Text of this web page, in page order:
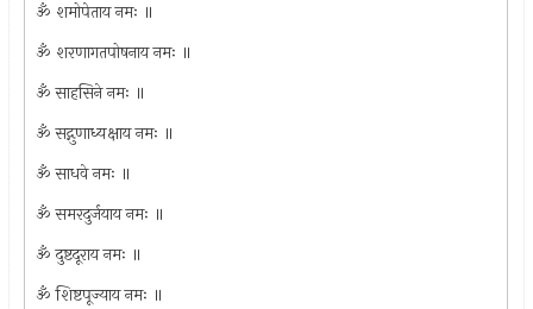
ॐ शमोपेताय नमः ॥
ॐ शरणागतपोषनाय नमः ॥
ॐ साहसिने नमः ॥
ॐ सद्गुणाध्यक्षाय नमः ॥
ॐ साधवे नमः ॥
ॐ समरदुर्जयाय नमः ॥
ॐ दुष्टदूराय नमः ॥
ॐ शिष्टपूज्याय नमः ॥